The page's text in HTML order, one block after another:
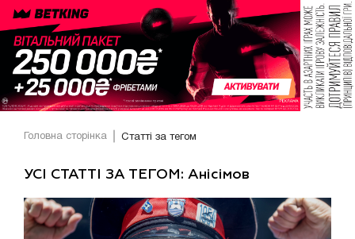
Головна сторінка Статті за тегом
УСІ СТАТТІ ЗА ТЕГОМ: Анісімов